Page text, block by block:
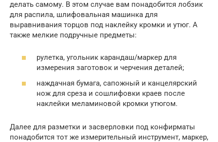
делать самому. В этом случае вам понадобится лобзик
для распила, шлифовальная машинка для
выравнивания торцов под наклейку кромки и утюг. А
также мелкие подручные предметы:
рулетка, угольник карандаш/маркер для
измерения заготовок и черчения деталей;
наждачная бумага, сапожный и канцелярский
нож для среза и сошлифовки краев после
наклейки меламиновой кромки утюгом.
Далее для разметки и засверловки под конфирматы
понадобится тот же измерительный инструмент, маркер,